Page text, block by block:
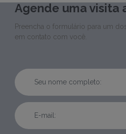
Agende uma visita
Preencha o formulário para um
em contato com você.